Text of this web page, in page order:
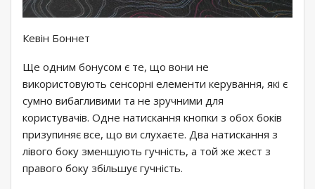
Кевін Боннет
Ще одним бонусом є те, що вони не
використовують сенсорні елементи керування, які є
сумно вибагливими та не зручними для
користувачів. Одне натискання кнопки з обох боків
призупиняє все, що ви слухаєте. Два натискання з
лівого боку зменшують гучність, а той же жест з
правого боку збільшує гучність.